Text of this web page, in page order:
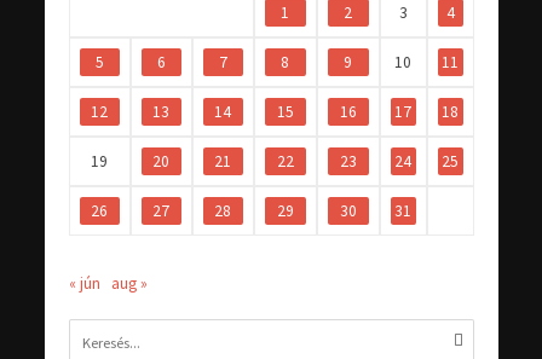
1 2 3 4
5 6 7 8 9 10 11
12 13 14 15 16 17 18
19 20 21 22 23 24 25
26 27 28 29 30 31
« jún aug »